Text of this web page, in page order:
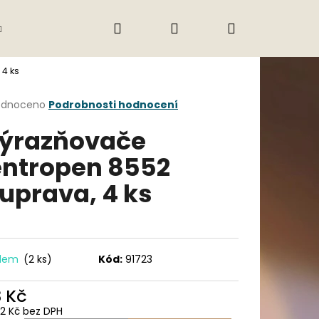
Obchodní podmínky
Přihlášení
ks
Podrobnosti hodnocení
8552
4 ks
(2 ks) Kód: 91723
Kč
Kč bez DPH
Následující